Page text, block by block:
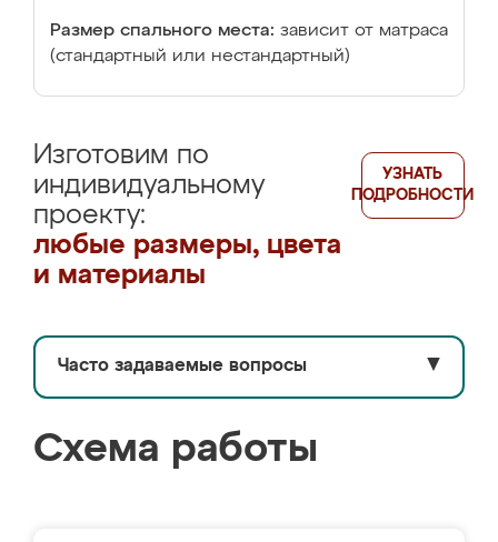
Размер спального места: зависит от матраса
(стандартный или нестандартный)
Изготовим по
индивидуальному
проекту:
любые размеры, цвета
и материалы
УЗНАТЬ
ПОДРОБНОСТИ
Часто задаваемые вопросы ▼
Схема работы